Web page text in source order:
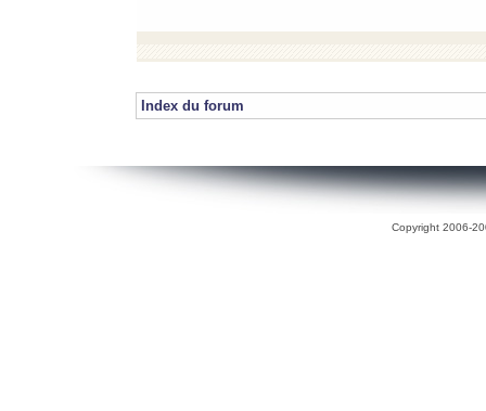
Index du forum
Copyright 2006-